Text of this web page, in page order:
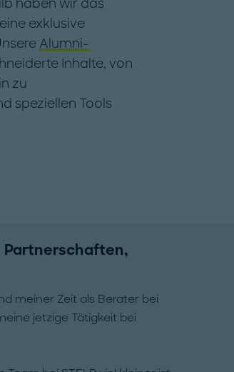
haben wir das
exklusive
Alumni-
Inhalte, von
zu
speziellen Tools
Partnerschaften,
meiner Zeit als Berater bei
jetzige Tätigkeit bei